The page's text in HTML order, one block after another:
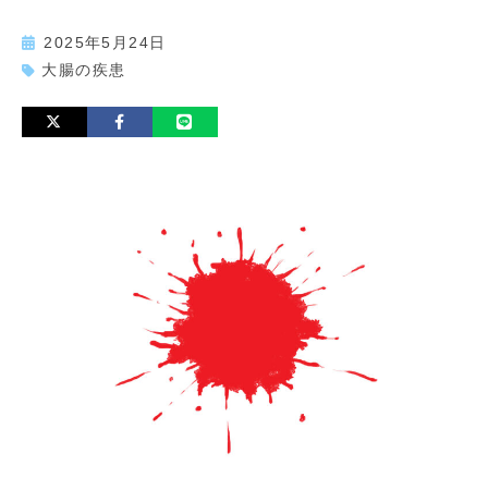
2025年5月24日
大腸の疾患